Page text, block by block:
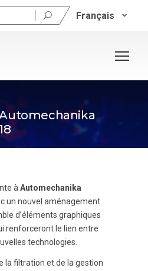
Français
àAutomechanika
un nouvel aménagement
d’éléments graphiques
renforceront le lien entre
technologies.
la filtration et de la gestion